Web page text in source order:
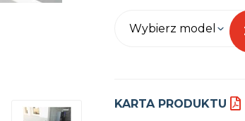
Wybierz model
KARTA PRODUKTU